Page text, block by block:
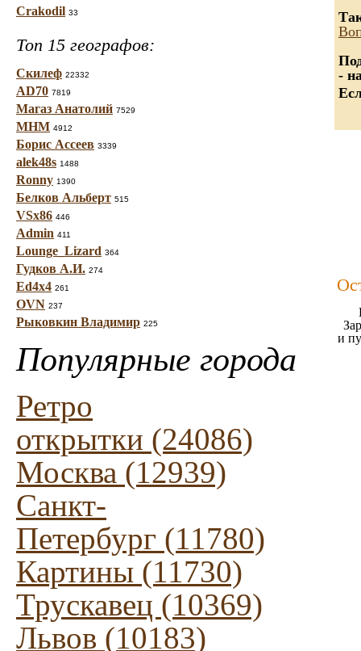
Crakodil 33
Топ 15 географов:
Скилеф 22332
AD70 7819
Магаз Анатолий 7529
МНМ 4912
Борис Ассеев 3339
alek48s 1488
Ronny 1390
Белков Альберт 515
VSx86 446
Admin 411
Lounge_Lizard 364
Гудков А.И. 274
Ed4x4 261
OVN 237
Рыковкин Владимир 225
Популярные города
Ретро
открытки (24086)
Москва (12939)
Санкт-
Петербург (11780)
Картины (11730)
Трускавец (10369)
Львов (10183)
-
и